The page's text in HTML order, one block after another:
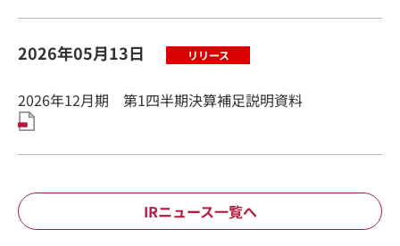
2026年05月13日
2026年12月期 第1四半期決算補足説明資料
IRニュース一覧へ